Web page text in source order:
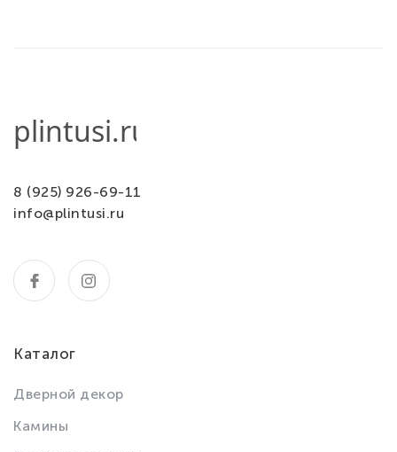
8 (925) 926-69-11
info@plintusi.ru
Каталог
Дверной декор
Камины